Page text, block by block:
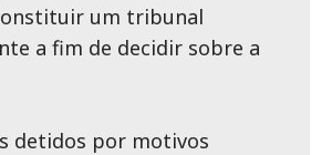
um tribunal
a fim de decidir sobre a
detidos por motivos